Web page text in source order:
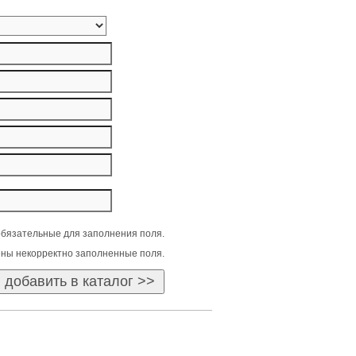
для заполнения поля.
некорректно заполненные поля.